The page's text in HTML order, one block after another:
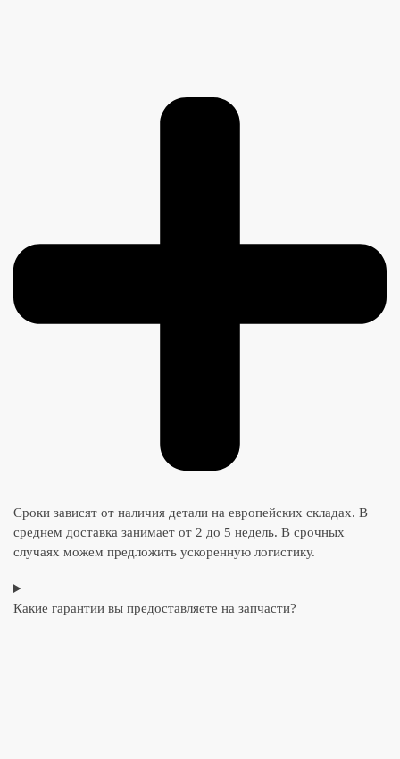
Сроки зависят от наличия детали на европейских складах. В
среднем доставка занимает от 2 до 5 недель. В срочных
случаях можем предложить ускоренную логистику.
Какие гарантии вы предоставляете на запчасти?